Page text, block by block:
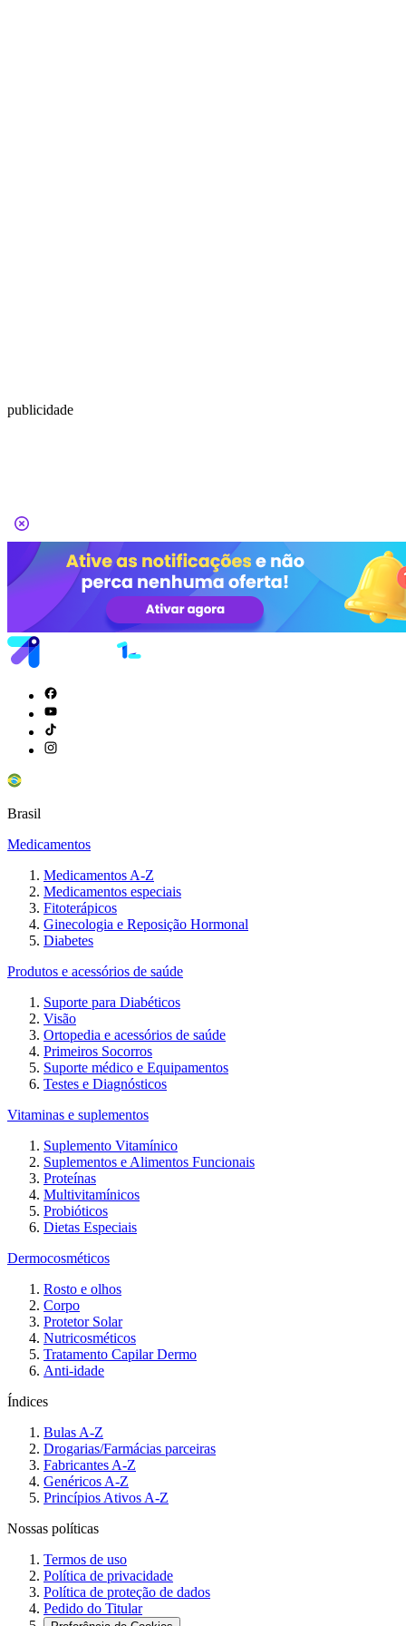
publicidade
Brasil
Medicamentos
Medicamentos A-Z
Medicamentos especiais
Fitoterápicos
Ginecologia e Reposição Hormonal
Diabetes
Produtos e acessórios de saúde
Suporte para Diabéticos
Visão
Ortopedia e acessórios de saúde
Primeiros Socorros
Suporte médico e Equipamentos
Testes e Diagnósticos
Vitaminas e suplementos
Suplemento Vitamínico
Suplementos e Alimentos Funcionais
Proteínas
Multivitamínicos
Probióticos
Dietas Especiais
Dermocosméticos
Rosto e olhos
Corpo
Protetor Solar
Nutricosméticos
Tratamento Capilar Dermo
Anti-idade
Índices
Bulas A-Z
Drogarias/Farmácias parceiras
Fabricantes A-Z
Genéricos A-Z
Princípios Ativos A-Z
Nossas políticas
Termos de uso
Política de privacidade
Política de proteção de dados
Pedido do Titular